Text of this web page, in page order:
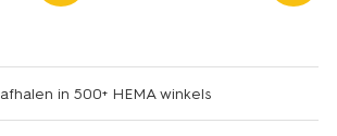
afhalen in 500+ HEMA winkels
essential